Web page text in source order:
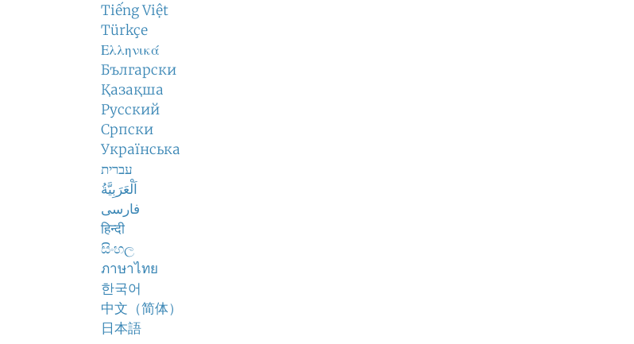
Tiếng Việt
Türkçe
Ελληνικά
Български
Қазақша
Русский
Српски
Українська
עברית
اَلْعَرَبِيَّةُ
فارسی
हिन्दी
සිංහල
ภาษาไทย
한국어
中文（简体）
日本語